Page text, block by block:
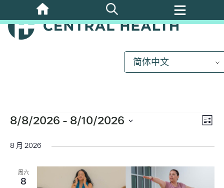
至
主
简体中文
动
视
图
活
列
8/8/2026 - 8/10/2026
择
8 月 2026
周六
8